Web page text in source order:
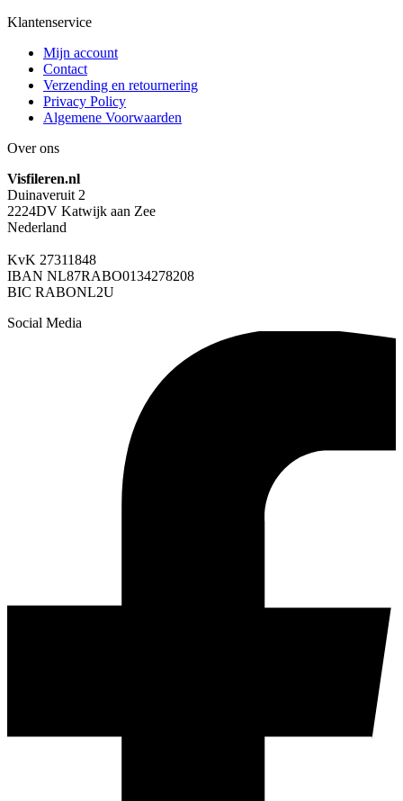
Klantenservice
Mijn account
Contact
Verzending en retournering
Privacy Policy
Algemene Voorwaarden
Over ons
Visfileren.nl
Duinaveruit 2
2224DV Katwijk aan Zee
Nederland
KvK 27311848
IBAN NL87RABO0134278208
BIC RABONL2U
Social Media